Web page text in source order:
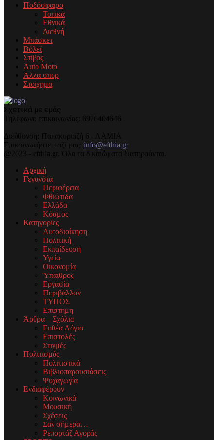
Ποδόσφαιρο
Τοπικά
Εθνικά
Διεθνή
Μπάσκετ
Βόλεϊ
Στίβος
Auto Moto
Άλλα σπορ
Στοίχημα
Σχετικά με εμάς
Τηλέφωνo επικοινωνίας: 6976404646
Διεύθυνση: Παπακυριαζή 6 - ΛΑΜΙΑ
Επικοινωνήστε μαζί μας: info@efthia.gr
@2023 - efthia.gr. Όλα τα δικαιώματα διατηρούνται.
Αρχική
Γεγονότα
Περιφέρεια
Φθιώτιδα
Ελλάδα
Κόσμος
Κατηγορίες
Αυτοδιοίκηση
Πολιτική
Εκπαίδευση
Υγεία
Οικονομία
Ύπαιθρος
Εργασία
Περιβάλλον
ΤΥΠΟΣ
Επιστημη
Άρθρα – Σχόλια
Ευθέα Λόγια
Επιστολές
Στιγμές
Πολιτισμός
Πολιτιστικά
Βιβλιοπαρουσιάσεις
Ψυχαγωγία
Ενδιαφέρουν
Κοινωνικά
Μουσική
Σχέσεις
Σαν σήμερα…
Ρεπορτάζ Αγοράς